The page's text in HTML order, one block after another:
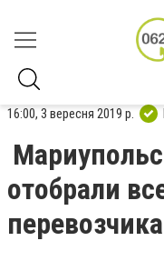
16:00, 3 вересня 2019 р.
отобрали